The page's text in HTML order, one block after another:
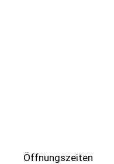
Öffnungszeiten